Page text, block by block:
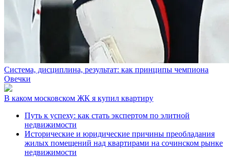
Система, дисциплина, результат: как принципы чемпиона
Овечки
В каком московском ЖК я купил квартиру
Путь к успеху: как стать экспертом по элитной
недвижимости
Исторические и юридические причины преобладания
жилых помещений над квартирами на сочинском рынке
недвижимости